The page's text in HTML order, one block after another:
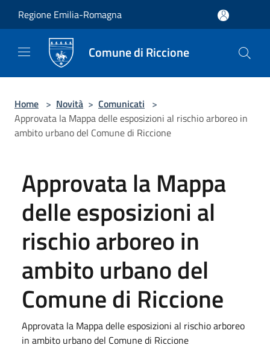
Regione Emilia-Romagna
Comune di Riccione
Home > Novità > Comunicati >
Approvata la Mappa delle esposizioni al rischio arboreo in
ambito urbano del Comune di Riccione
Approvata la Mappa
delle esposizioni al
rischio arboreo in
ambito urbano del
Comune di Riccione
Approvata la Mappa delle esposizioni al rischio arboreo
in ambito urbano del Comune di Riccione